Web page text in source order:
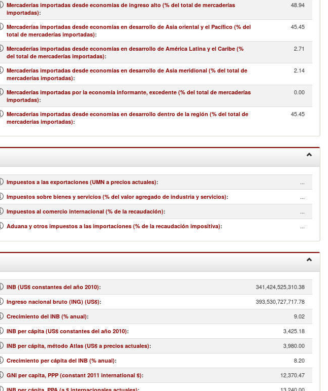
Mercaderías importadas desde economías de ingreso alto (% del total de mercaderías
importadas):
48.94
Mercaderías importadas desde economías en desarrollo de Asia oriental y el Pacífico (% del
total de mercaderías importadas):
45.45
Mercaderías importadas desde economías en desarrollo de América Latina y el Caribe (%
del total de mercaderías importadas):
2.71
Mercaderías importadas desde economías en desarrollo de Asia meridional (% del total de
mercaderías importadas):
2.14
Mercaderías importadas por la economía informante, excedente (% del total de mercaderías
importadas):
0.00
Mercaderías importadas desde economías en desarrollo dentro de la región (% del total de
mercaderías importadas):
45.45
Impuestos a las exportaciones (UMN a precios actuales): ...
Impuestos sobre bienes y servicios (% del valor agregado de industria y servicios): ...
Impuestos al comercio internacional (% de la recaudación): ...
Aduana y otros impuestos a las importaciones (% de la recaudación impositiva): ...
INB (US$ constantes del año 2010): 341,424,525,310.38
Ingreso nacional bruto (ING) (US$): 393,530,727,717.78
Crecimiento del INB (% anual): 9.02
INB per cápita (US$ constantes del año 2010): 3,425.18
INB per cápita, método Atlas (US$ a precios actuales): 3,980.00
Crecimiento per cápita del INB (% anual): 8.20
GNI per capita, PPP (constant 2011 international $): 12,370.47